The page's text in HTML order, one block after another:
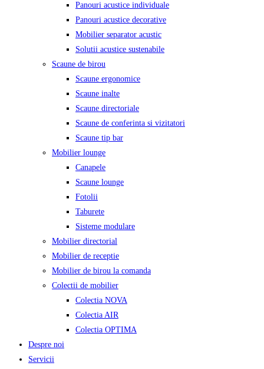
Panouri acustice individuale
Panouri acustice decorative
Mobilier separator acustic
Solutii acustice sustenabile
Scaune de birou
Scaune ergonomice
Scaune inalte
Scaune directoriale
Scaune de conferinta si vizitatori
Scaune tip bar
Mobilier lounge
Canapele
Scaune lounge
Fotolii
Taburete
Sisteme modulare
Mobilier directorial
Mobilier de receptie
Mobilier de birou la comanda
Colectii de mobilier
Colectia NOVA
Colectia AIR
Colectia OPTIMA
Despre noi
Servicii